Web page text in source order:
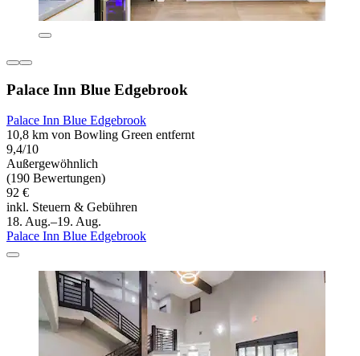
Palace Inn Blue Edgebrook
Palace Inn Blue Edgebrook
10,8 km von Bowling Green entfernt
9,4/10
Außergewöhnlich
(190 Bewertungen)
92 €
inkl. Steuern & Gebühren
18. Aug.–19. Aug.
Palace Inn Blue Edgebrook